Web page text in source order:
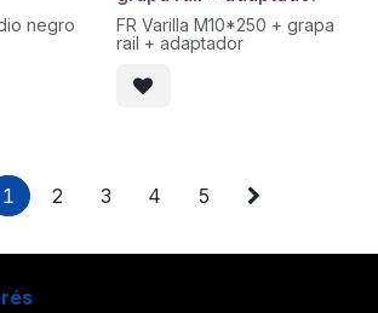
negro
FR Varilla M10*250 + grapa
rail + adaptador
1 2 3 4 5